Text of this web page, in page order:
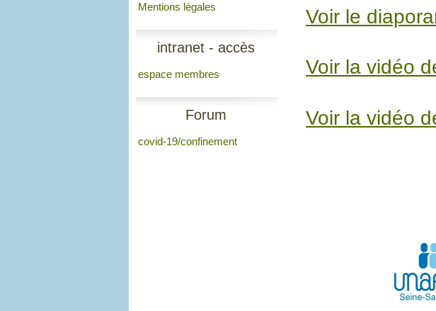
Mentions légales
intranet - accès
membres
espace membres
Forum
covid-19/confinement
Voir le
Voir la vidéo
Voir la vidéo